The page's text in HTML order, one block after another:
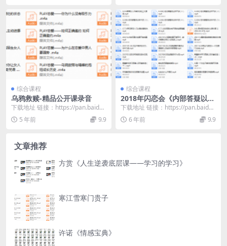
综合课程
乌鸦救赎-精品公开课录音
下载地址 链接：https://pan.baidu.
com/s/1qL2LYs8...
5 年前 9.9
综合课程
2018年闪恋会《内部答疑以及
君君导师女性心理分析》
下载地址 链接：https://pan.baidu.
com/s/14UHrN1a...
6 年前 9.9
文章推荐
方赏《人生逆袭底层课——学习的学习》
寒江雪寒门贵子
许诺《情感宝典》